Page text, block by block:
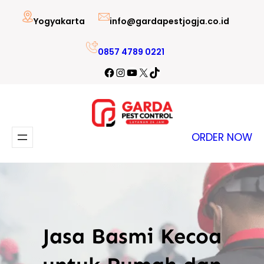
Lewati
Yogyakarta info@gardapestjogja.co.id
0857 4789 0221
Facebook
Instagram
YouTube
X TikTok
ORDER NOW
Jasa Basmi Kecoa